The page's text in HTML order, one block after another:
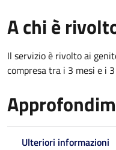
A chi è
Il servizio è rivolto ai
compresa tra i 3 mesi e i
Ulteriori informazioni